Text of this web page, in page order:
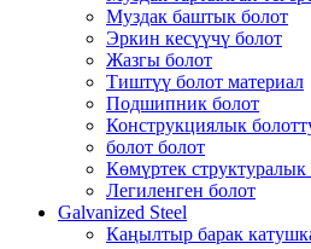
Муздак баштык болот
Эркин кесүүчү болот
Жазгы болот
Тиштүү болот материал
Подшипник болот
Конструкциялык
болот болот
Көмүртек структуралык
Легиленген болот
Galvanized Steel
Каңылтыр барак